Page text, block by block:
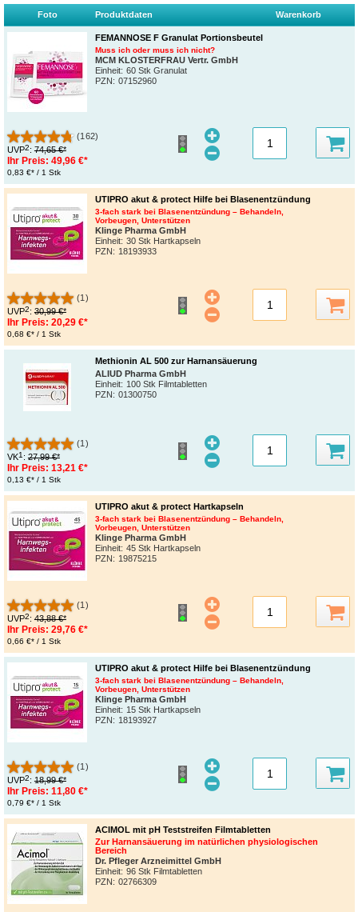
Foto Produktdaten Warenkorb
FEMANNOSE F Granulat Portionsbeutel
Muss ich oder muss ich nicht?
MCM KLOSTERFRAU Vertr. GmbH
Einheit: 60 Stk Granulat
PZN: 07152960
(162)
UVP2: 74,65 €*
Ihr Preis: 49,96 €*
0,83 €* / 1 Stk
UTIPRO akut & protect Hilfe bei Blasenentzündung
3-fach stark bei Blasenentzündung – Behandeln,
Vorbeugen, Unterstützen
Klinge Pharma GmbH
Einheit: 30 Stk Hartkapseln
PZN: 18193933
(1)
UVP2: 30,99 €*
Ihr Preis: 20,29 €*
0,68 €* / 1 Stk
Methionin AL 500 zur Harnansäuerung
ALIUD Pharma GmbH
Einheit: 100 Stk Filmtabletten
PZN: 01300750
(1)
VK1 : 27,99 €*
Ihr Preis: 13,21 €*
0,13 €* / 1 Stk
UTIPRO akut & protect Hartkapseln
3-fach stark bei Blasenentzündung – Behandeln,
Vorbeugen, Unterstützen
Klinge Pharma GmbH
Einheit: 45 Stk Hartkapseln
PZN: 19875215
(1)
UVP2: 43,88 €*
Ihr Preis: 29,76 €*
0,66 €* / 1 Stk
UTIPRO akut & protect Hilfe bei Blasenentzündung
3-fach stark bei Blasenentzündung – Behandeln,
Vorbeugen, Unterstützen
Klinge Pharma GmbH
Einheit: 15 Stk Hartkapseln
PZN: 18193927
(1)
UVP2: 18,99 €*
Ihr Preis: 11,80 €*
0,79 €* / 1 Stk
ACIMOL mit pH Teststreifen Filmtabletten
Zur Harnansäuerung im natürlichen physiologischen
Bereich
Dr. Pfleger Arzneimittel GmbH
Einheit: 96 Stk Filmtabletten
PZN: 02766309